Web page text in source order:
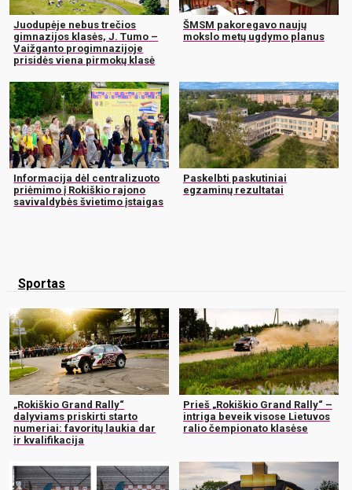
Juodupėje nebus trečios
gimnazijos klasės, J. Tumo –
Vaižganto progimnazijoje
prisidės viena pirmokų klasė
ŠMSM pakoregavo naujų
mokslo metų ugdymo planus
Informacija dėl centralizuoto
priėmimo į Rokiškio rajono
savivaldybės švietimo įstaigas
Paskelbti paskutiniai
egzaminų rezultatai
Sportas
„Rokiškio Grand Rally“
dalyviams priskirti starto
numeriai: favoritų laukia dar
ir kvalifikacija
Prieš „Rokiškio Grand Rally“ –
intriga beveik visose Lietuvos
ralio čempionato klasėse